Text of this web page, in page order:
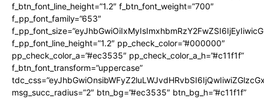
f_btn_font_line_height=”1.2″ f_btn_font_weight=”700″
f_pp_font_family=”653″
f_pp_font_line_height=”1.2″ pp_check_color=”#000000″
pp_check_color_a=”#ec3535″ pp_check_color_a_h=”#c11f1f”
f_btn_font_transform=”uppercase”
msg_succ_radius=”2″ btn_bg=”#ec3535″ btn_bg_h=”#c11f1f”